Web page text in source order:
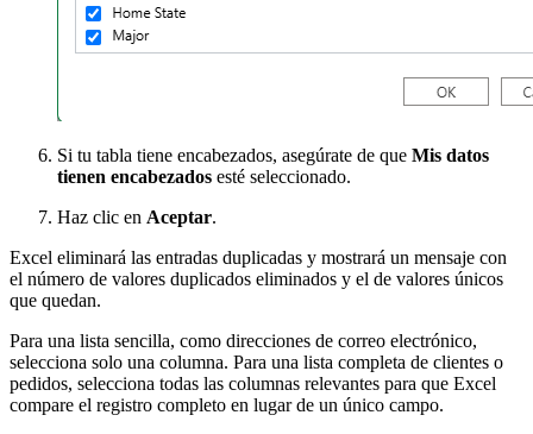
Si tu tabla tiene encabezados, asegúrate de que Mis datos
tienen encabezados esté seleccionado.
Haz clic en Aceptar.
Excel eliminará las entradas duplicadas y mostrará un mensaje con
el número de valores duplicados eliminados y el de valores únicos
que quedan.
Para una lista sencilla, como direcciones de correo electrónico,
selecciona solo una columna. Para una lista completa de clientes o
pedidos, selecciona todas las columnas relevantes para que Excel
compare el registro completo en lugar de un único campo.